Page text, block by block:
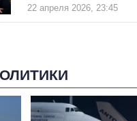
22 апреля 2026, 23:45